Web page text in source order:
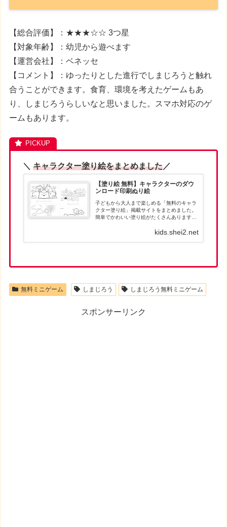
【総合評価】：★★★☆☆ 3つ星
【対象年齢】：幼児から遊べます
【運営会社】：ベネッセ
【コメント】：ゆったりとした進行でしまじろうと触れ
合うことができます。食育、環境を考えたゲームもあ
り、しまじろうらしいなと思いました。スマホ対応のゲ
ームもあります。
＼キャラクター塗り絵をまとめました／
【塗り絵 無料】キャラクターのダウ
ンロード印刷ぬり絵
子どもから大人まで楽しめる「無料のキャラ
クター塗り絵」掲載サイトをまとめました。
簡単でかわいい塗り絵がたくさんあります。
でダウンロードして、印刷して遊んでくださ
kids.shei2.net
無料ミニゲーム しまじろう しまじろう無料ミニゲーム
スポンサーリンク